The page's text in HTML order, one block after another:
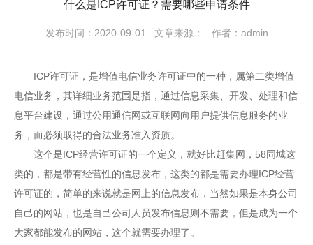
什么是ICP许可证？需要哪些申请条件
发布时间：2020-09-01 文章来源： 作者：admin
ICP许可证，是增值电信业务许可证中的一种，属第二类增值
电信业务，其详细业务范围是指，通过信息采集、开发、处理和信
息平台建设，通过公用通信网或互联网向用户提供信息服务的业
务，而必须取得的合法业务准入资质。
这个是ICP经营许可证的一个定义，就好比赶集网，58同城这
类的，都是带有经营性的信息发布，这类的都是需要办理ICP经营
许可证的，简单的来说就是网上的信息发布，当然如果是本身公司
自己的网站，也是自己公司人员发布信息则不需要，但是成为一个
大家都能发布的网站，这个就需要办理了。